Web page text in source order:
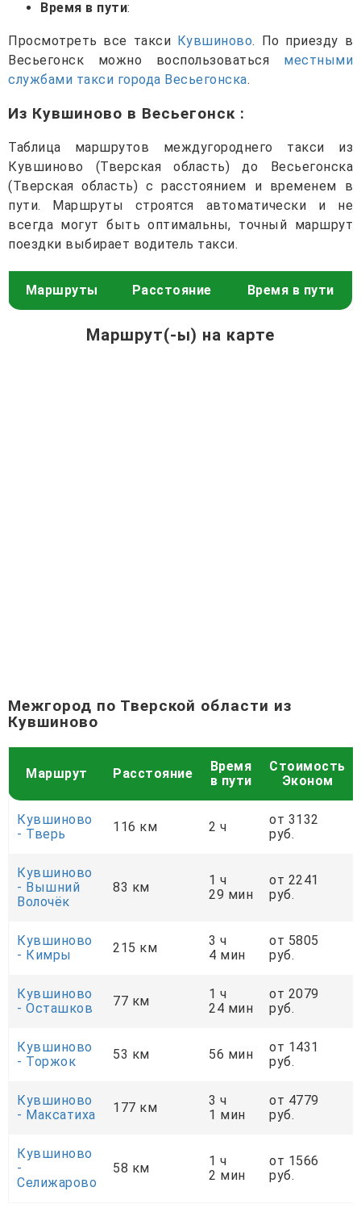
Время в пути:
Просмотреть все такси Кувшиново. По приезду в
Весьегонск можно воспользоваться местными
службами такси города Весьегонска.
Из Кувшиново в Весьегонск :
Таблица маршрутов междугороднего такси из
Кувшиново (Тверская область) до Весьегонска
(Тверская область) с расстоянием и временем в
пути. Маршруты строятся автоматически и не
всегда могут быть оптимальны, точный маршрут
поездки выбирает водитель такси.
Маршруты Расстояние Время в пути
Маршрут(-ы) на карте
Межгород по Тверской области из
Кувшиново
Маршрут Расстояние
Время
в пути
Стоимость
Эконом
Кувшиново
- Тверь
116 км 2 ч
от 3132
руб.
Кувшиново
- Вышний
Волочёк
83 км
1 ч
29 мин
от 2241
руб.
Кувшиново
- Кимры
215 км
3 ч
4 мин
от 5805
руб.
Кувшиново
- Осташков
77 км
1 ч
24 мин
от 2079
руб.
Кувшиново
- Торжок
53 км 56 мин
от 1431
руб.
Кувшиново
- Максатиха
177 км
3 ч
1 мин
от 4779
руб.
Кувшиново
-
Селижарово
58 км
1 ч
2 мин
от 1566
руб.